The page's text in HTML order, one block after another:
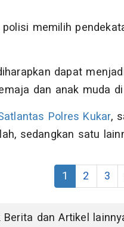
polisi memilih
dapat
dan anak muda
Polres Kukar,
sedangkan satu
1 2 3
Berita dan Artikel